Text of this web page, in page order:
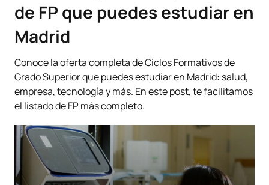
de FP que puedes estudiar en
Madrid
Conoce la oferta completa de Ciclos Formativos de
Grado Superior que puedes estudiar en Madrid: salud,
empresa, tecnología y más. En este post, te facilitamos
el listado de FP más completo.